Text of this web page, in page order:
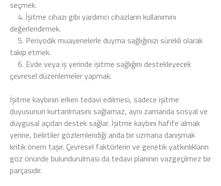
seçmek.
4. İşitme cihazı gibi yardımcı cihazların kullanımını
değerlendirmek.
5. Periyodik muayenelerle duyma sağlığınızı sürekli olarak
takip etmek.
6. Evde veya iş yerinde işitme sağlığını destekleyecek
çevresel düzenlemeler yapmak.
İşitme kaybının erken tedavi edilmesi, sadece işitme
duyusunun kurtarılmasını sağlamaz, aynı zamanda sosyal ve
duygusal açıdan destek sağlar. İşitme kaybını hafife almak
yerine, belirtiler gözlemlendiği anda bir uzmana danışmak
kritik önem taşır. Çevresel faktörlerin ve genetik yatkınlıkların
göz önünde bulundurulması da tedavi planının vazgeçilmez bir
parçasıdır.